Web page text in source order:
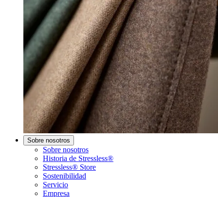
Sobre nosotros
Sobre nosotros
Historia de Stressless®
Stressless® Store
Sostenibilidad
Servicio
Empresa